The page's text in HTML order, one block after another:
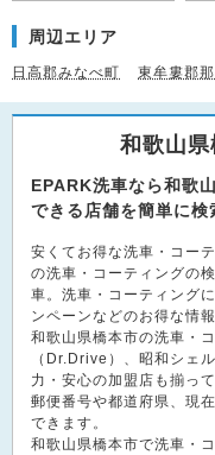
周辺エリア
日高郡みなべ町 東牟婁郡
和歌山
EPARK洗車なら和歌
できる店舗を簡単に検
安くてお得な洗車・コー
の洗車・コーティングの
車。洗車・コーティング
ンペーンなどのお得な情
和歌山県橋本市の洗車・
（Dr.Drive）、昭和シェ
力・安心の加盟店も揃って
郵便番号や都道府県、現
できます。
和歌山県橋本市で洗車・